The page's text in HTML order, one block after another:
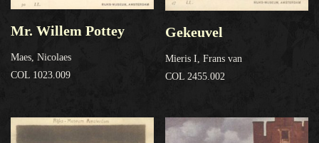
Mr. Willem Pottey
Maes, Nicolaes
COL 1023.009
Gekeuvel
Mieris I, Frans van
COL 2455.002